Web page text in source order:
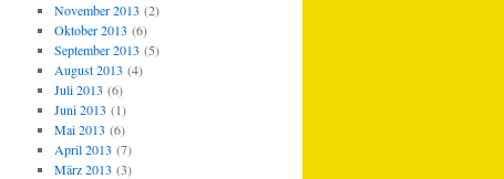
November 2013 (2)
Oktober 2013 (6)
September 2013 (5)
August 2013 (4)
Juli 2013 (6)
Juni 2013 (1)
Mai 2013 (6)
April 2013 (7)
März 2013 (3)